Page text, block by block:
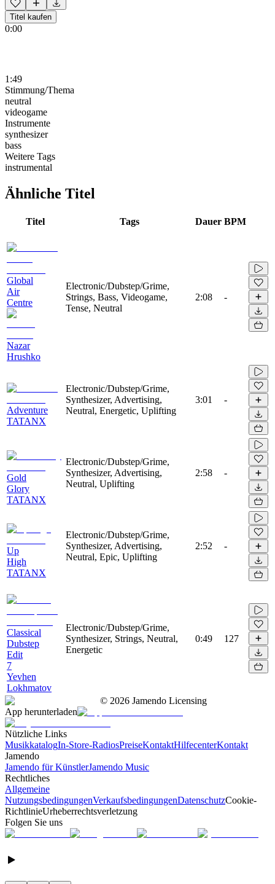
Titel kaufen
0:00
1:49
Stimmung/Thema
neutral
videogame
Instrumente
synthesizer
bass
Weitere Tags
instrumental
Ähnliche Titel
Titel Tags Dauer BPM
Global
Air
Centre
Nazar
Hrushko
Electronic/Dubstep/Grime,
Strings, Bass, Videogame,
Tense, Neutral
2:08 -
Adventure
TATANX
Electronic/Dubstep/Grime,
Synthesizer, Advertising,
Neutral, Energetic, Uplifting
3:01 -
Gold
Glory
TATANX
Electronic/Dubstep/Grime,
Synthesizer, Advertising,
Neutral, Uplifting
2:58 -
Up
High
TATANX
Electronic/Dubstep/Grime,
Synthesizer, Advertising,
Neutral, Epic, Uplifting
2:52 -
Classical
Dubstep
Edit
7
Yevhen
Lokhmatov
Electronic/Dubstep/Grime,
Synthesizer, Strings, Neutral,
Energetic
0:49 127
© 2026 Jamendo Licensing
App herunterladen
Nützliche Links
MusikkatalogIn-Store-RadiosPreiseKontaktHilfecenterKontakt
Jamendo
Jamendo für KünstlerJamendo Music
Rechtliches
Allgemeine
NutzungsbedingungenVerkaufsbedingungenDatenschutzCookie-
RichtlinieUrheberrechtsverletzung
Folgen Sie uns